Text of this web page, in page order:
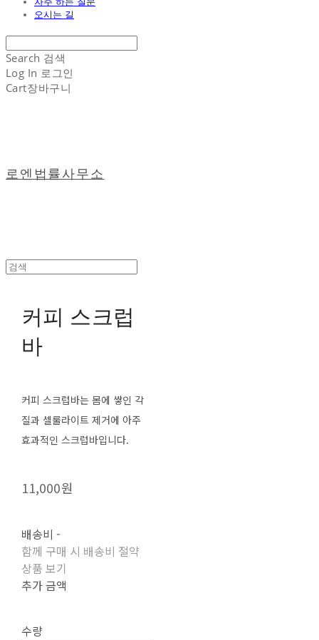
오시는 길
Search 검색
Log In 로그인
Cart장바구니
로엔법률사무소
커피 스크럽
바
커피 스크럽바는 몸에 쌓인 각
질과 셀룰라이트 제거에 아주
효과적인 스크럽바입니다.
11,000원
배송비 -
함께 구매 시 배송비 절약
상품 보기
추가 금액
수량